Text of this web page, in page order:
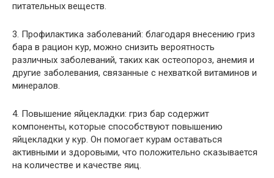
питательных веществ.
3. Профилактика заболеваний: благодаря внесению гриз
бара в рацион кур, можно снизить вероятность
различных заболеваний, таких как остеопороз, анемия и
другие заболевания, связанные с нехваткой витаминов и
минералов.
4. Повышение яйцекладки: гриз бар содержит
компоненты, которые способствуют повышению
яйцекладки у кур. Он помогает курам оставаться
активными и здоровыми, что положительно сказывается
на количестве и качестве яиц.